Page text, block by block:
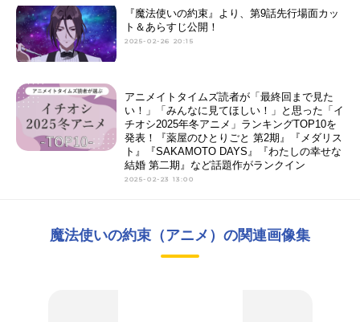
『魔法使いの約束』より、第9話先行場面カッ
ト＆あらすじ公開！
2025-02-26 20:15
アニメイトタイムズ読者が「最終回まで見た
い！」「みんなに見てほしい！」と思った「イ
チオシ2025年冬アニメ」ランキングTOP10を
発表！『薬屋のひとりごと 第2期』『メダリス
ト』『SAKAMOTO DAYS』『わたしの幸せな
結婚 第二期』など話題作がランクイン
2025-02-23 13:00
魔法使いの約束（アニメ）の関連画像集